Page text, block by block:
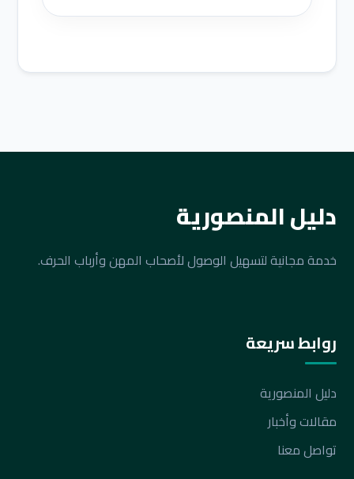
دليل المنصورية
خدمة مجانية لتسهيل الوصول لأصحاب المهن وأرباب الحرف.
روابط سريعة
دليل المنصورية
مقالات وأخبار
تواصل معنا